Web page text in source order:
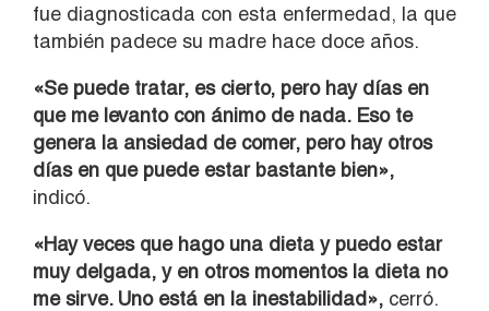
fue diagnosticada con esta enfermedad, la que
también padece su madre hace doce años.
«Se puede tratar, es cierto, pero hay días en
que me levanto con ánimo de nada. Eso te
genera la ansiedad de comer, pero hay otros
días en que puede estar bastante bien»,
indicó.
«Hay veces que hago una dieta y puedo estar
muy delgada, y en otros momentos la dieta no
me sirve. Uno está en la inestabilidad», cerró.